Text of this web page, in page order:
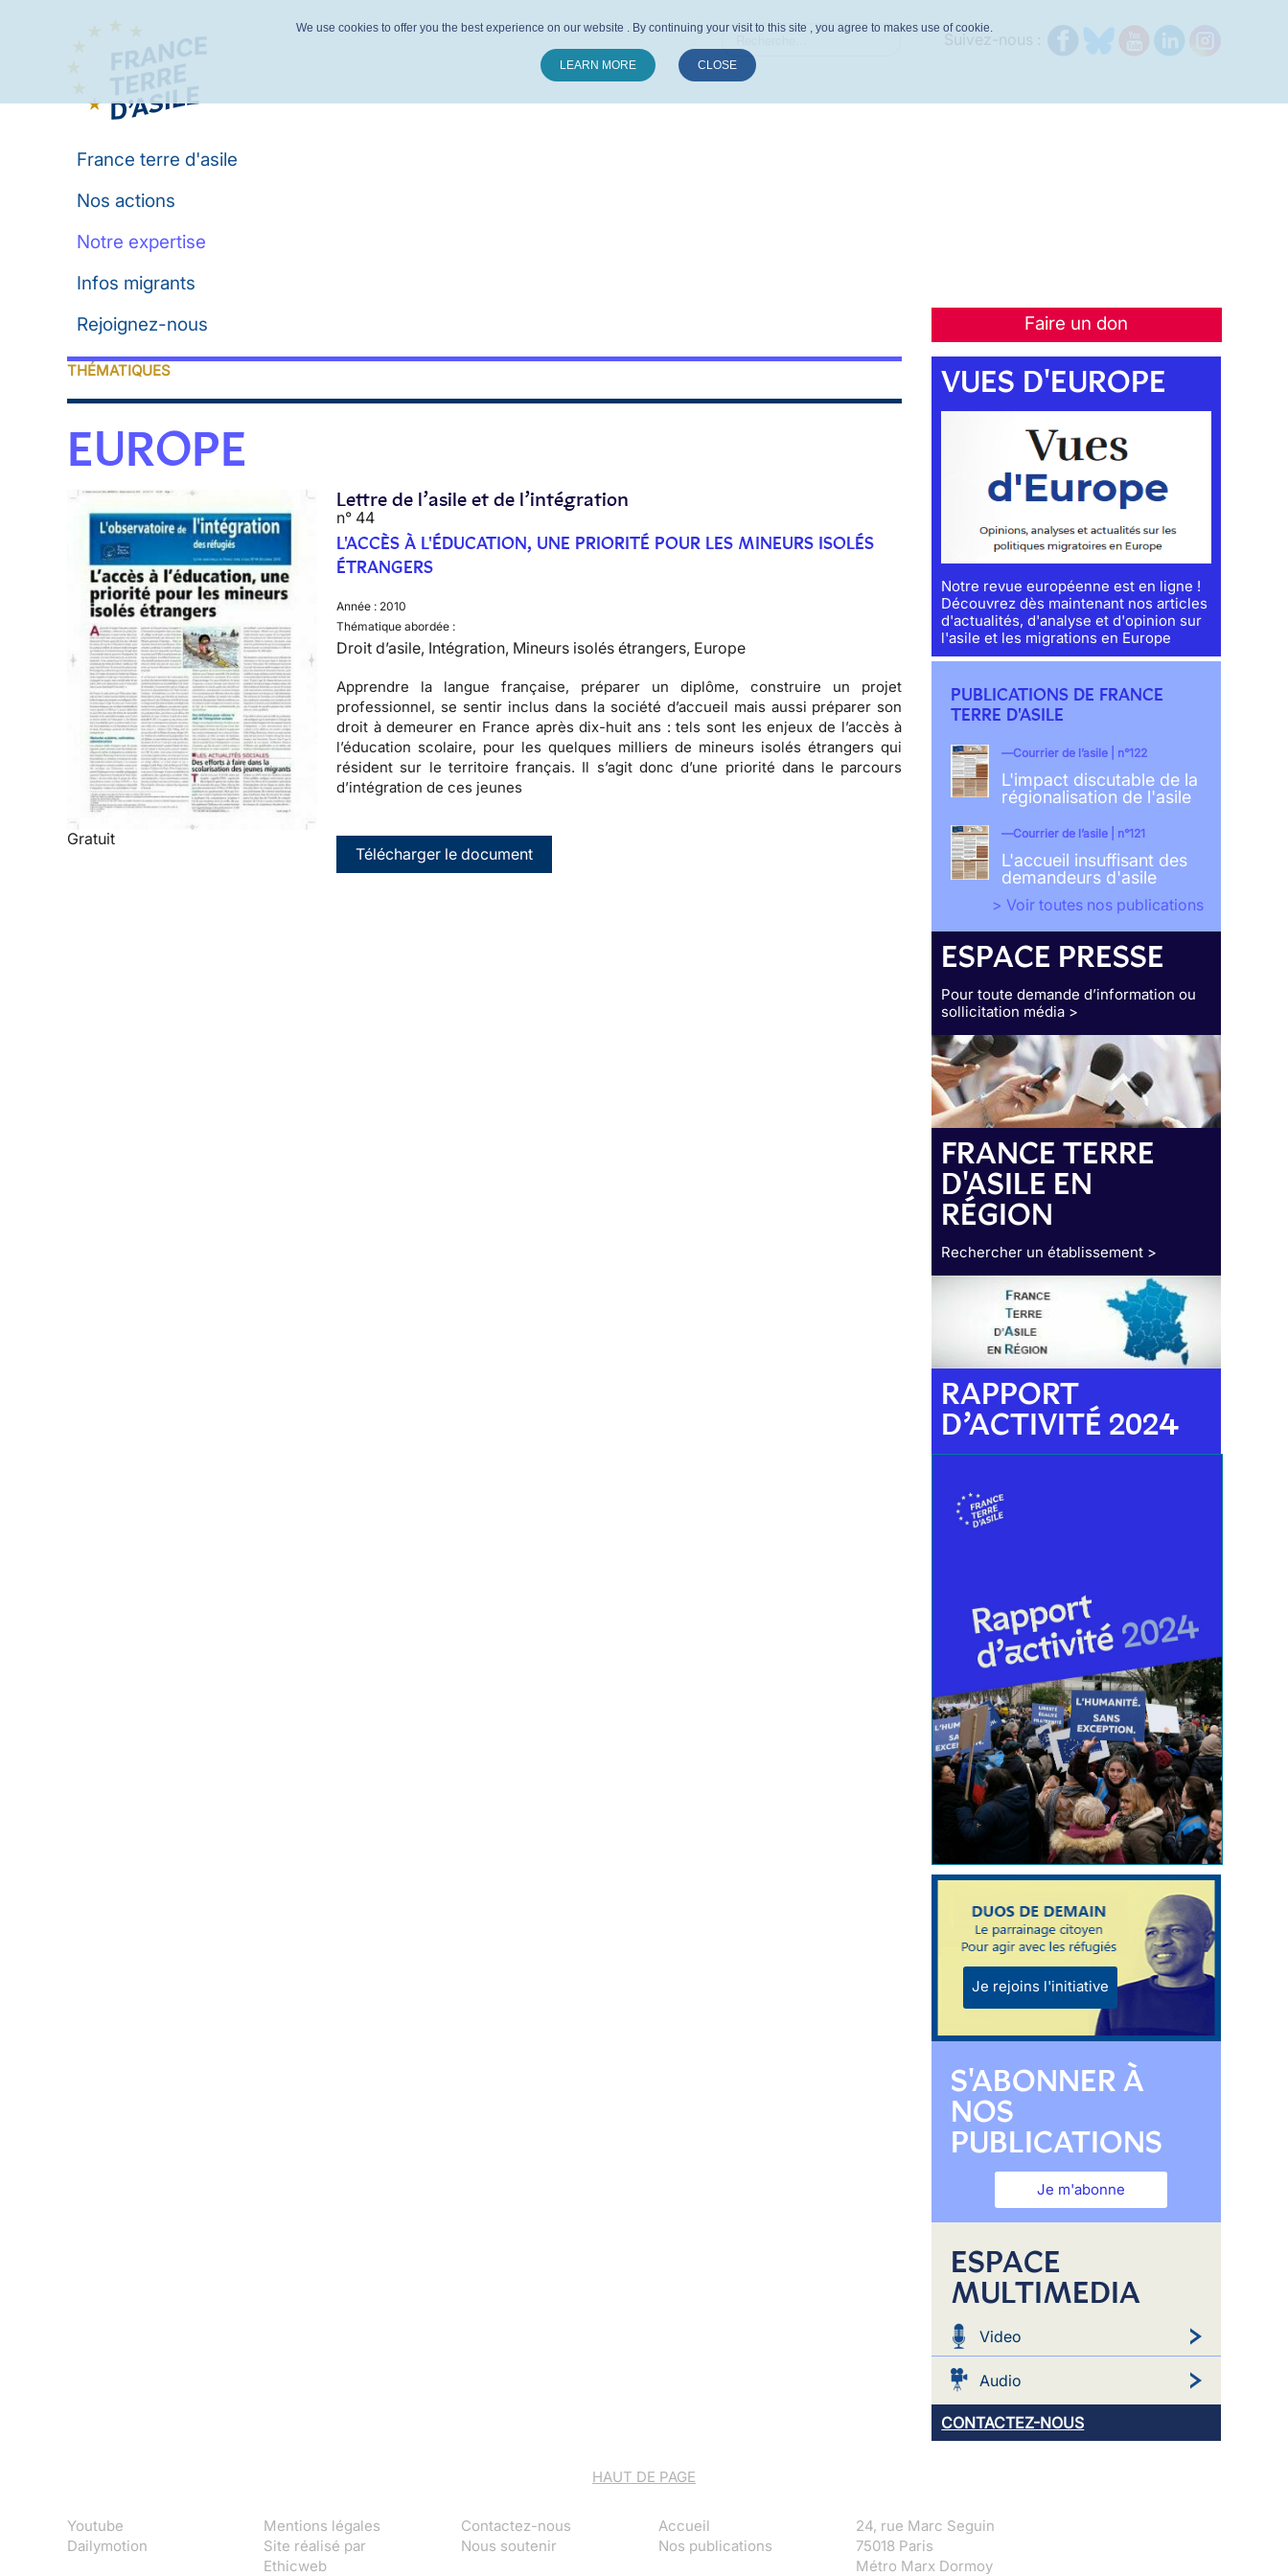
France terre d'asile
Nos actions
Notre expertise
Infos migrants
Faire un don
Rejoignez-nous
THÉMATIQUES
EUROPE
Gratuit
Lettre de l’asile et de l’intégration
n° 44
L'ACCÈS À L'ÉDUCATION, UNE PRIORITÉ POUR LES MINEURS ISOLÉS
ÉTRANGERS
Année : 2010
Thématique abordée :
Droit d’asile, Intégration, Mineurs isolés étrangers, Europe
Apprendre la langue française, préparer un diplôme,construire un projet
professionnel, se sentir inclus dans la société d’accueil mais aussi préparer son
droit à demeurer en France après dix-huit ans : tels sont les enjeux de l’accès à
l’éducation scolaire, pour les quelques milliers de mineurs isolés étrangers qui
résident sur le territoire français. Il s’agit donc d’une priorité dans le parcours
d’intégration de ces jeunes
Télécharger le document
VUES D'EUROPE
Notre revue européenne est en ligne !
Découvrez dès maintenant nos articles
d'actualités, d'analyse et d'opinion sur
l'asile et les migrations en Europe
PUBLICATIONS DE FRANCE
TERRE D'ASILE
Courrier de l’asile | n°122
L'impact discutable de la
régionalisation de l'asile
Courrier de l’asile | n°121
L'accueil insuffisant des
demandeurs d'asile
> Voir toutes nos publications
ESPACE PRESSE
Pour toute demande d’information ou
sollicitation média >
FRANCE TERRE
D'ASILE EN
RÉGION
Rechercher un établissement >
RAPPORT
D’ACTIVITÉ 2024
Je rejoins l'initiative
S'ABONNER À
NOS
PUBLICATIONS
Je m'abonne
ESPACE
MULTIMEDIA
Video
Audio
CONTACTEZ-NOUS
HAUT DE PAGE
Youtube
Dailymotion
Mentions légales
Site réalisé par
Ethicweb
Contactez-nous
Nous soutenir
Accueil
Nos publications
24, rue Marc Seguin
75018 Paris
Métro Marx Dormoy
We use cookies to offer you the best experience on our website . By continuing your visit to this site , you agree to makes use of cookie.
LEARN MORE CLOSE